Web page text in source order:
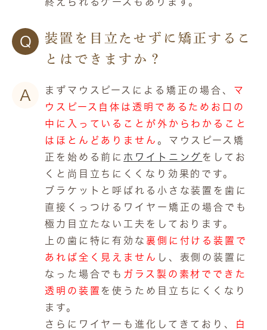
終えられるケースもあります。
Q
装置を目立たせずに矯正するこ
とはできますか？
A まずマウスピースによる矯正の場合、 マ
ウスピース自体は透明であるためお口の
中に入っていることが外からわかること
はほとんどありません 。マウスピース矯
正を始める前に ホワイトニング をしてお
くと尚目立ちにくくなり効果的です。
ブラケットと呼ばれる小さな装置を歯に
直接くっつけるワイヤー矯正の場合でも
極力目立たない工夫をしております。
上の歯に特に有効な 裏側に付ける装置で
あれば全く見えません し、表側の装置に
なった場合でも ガラス製の素材でできた
透明の装置 を使うため目立ちにくくなり
ます。
さらにワイヤーも進化してきており、
白